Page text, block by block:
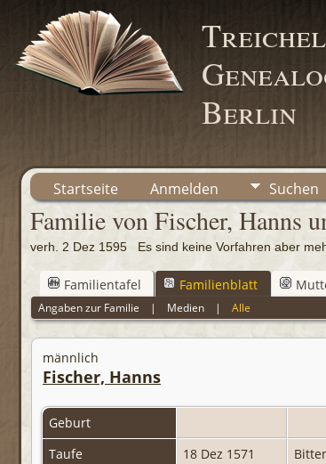
Berlin
Startseite Anmelden Suchen
Familie von Fischer, Hanns
verh. 2 Dez 1595 Es sind keine Vorfahren aber
Familientafel Familienblatt
Angaben zur Familie | Medien |Alle
männlich
Fischer, Hanns
Geburt
Taufe
18 Dez 1571